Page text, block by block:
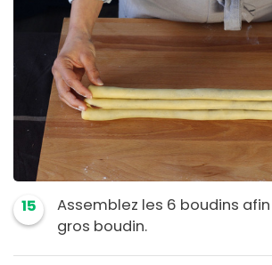
15
Assemblez les 6 boudins
gros boudin.